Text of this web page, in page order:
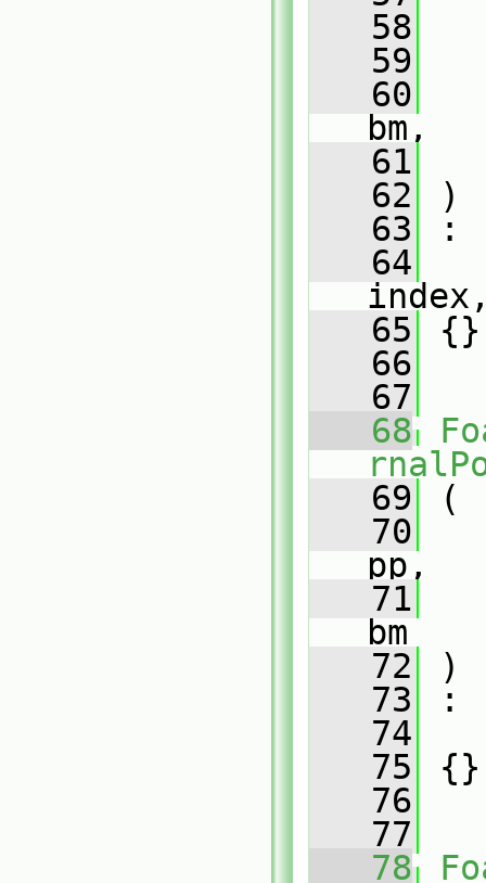
   58
   59
   60
bm,
   61
   62
)
   63
:
   64
   65
{}
   66
   67
   68
   69
(
   70
pp,
   71
bm
   72
)
   73
:
   74
   75
{}
   76
   77
   78